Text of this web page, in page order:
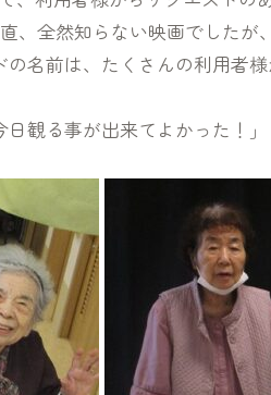
、全然知らない映画でしたが、
名前は、たくさんの利用者様
観る事が出来てよかった！